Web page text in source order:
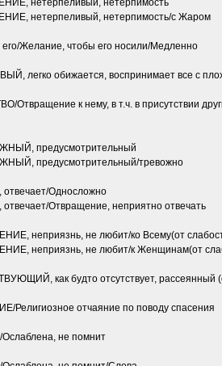
нетерпеливый, нетерпимость
нетерпеливый, нетерпимость/с Жаром
Желание, чтобы его носили/Медленно
легко обижается, воспринимает все с
Отвращение к нему, в т.ч. в присутствии
предусмотрительный
предусмотрительный/тревожно
Односложно
Отвращение, неприятно отвечать
неприязнь, не любит/ко Всему(от
неприязнь, не любит/к Женщинам(от
как будто отсутствует, рассеянный
Религиозное отчаяние по поводу спасения
не помнит